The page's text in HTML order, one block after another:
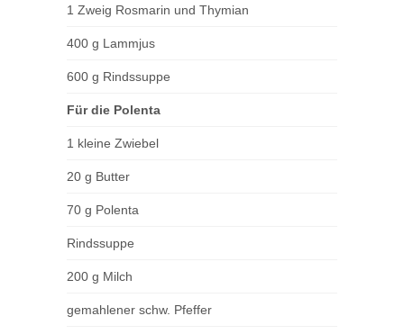
1 Zweig Rosmarin und Thymian
400 g Lammjus
600 g Rindssuppe
Für die Polenta
1 kleine Zwiebel
20 g Butter
70 g Polenta
Rindssuppe
200 g Milch
gemahlener schw. Pfeffer